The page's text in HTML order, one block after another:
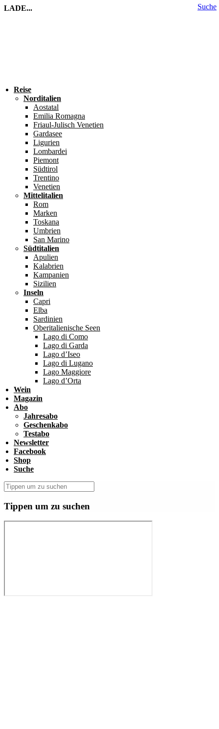
Suche
LADE...
Reise
Norditalien
Aostatal
Emilia Romagna
Friaul-Julisch Venetien
Gardasee
Ligurien
Lombardei
Piemont
Südtirol
Trentino
Venetien
Mittelitalien
Rom
Marken
Toskana
Umbrien
San Marino
Südtitalien
Apulien
Kalabrien
Kampanien
Sizilien
Inseln
Capri
Elba
Sardinien
Oberitalienische Seen
Lago di Como
Lago di Garda
Lago d’Iseo
Lago di Lugano
Lago Maggiore
Lago d’Orta
Wein
Magazin
Abo
Jahresabo
Geschenkabo
Testabo
Newsletter
Facebook
Shop
Suche
Tippen um zu suchen